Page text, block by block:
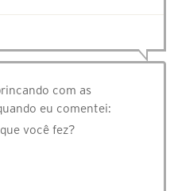
com as
eu comentei:
você fez?